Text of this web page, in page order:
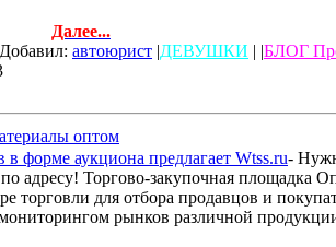
Далее...
автоюрист |ДЕВУШКИ | |БЛОГ
оптом
форме аукциона предлагает Wtss.ru-
адресу! Торгово-закупочная площадка
торговли для отбора продавцов и
рынков различной